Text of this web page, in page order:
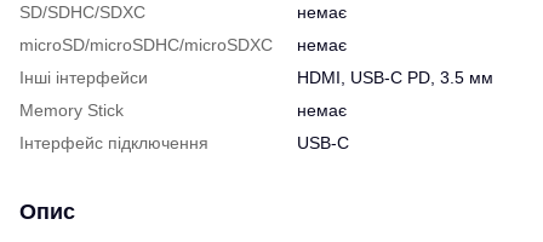
SD/SDHC/SDXC
немає
microSD/microSDHC/microSDXC
немає
Інші інтерфейси
HDMI, USB-C PD, 3.5 мм
Memory Stick
немає
Інтерфейс підключення
USB-C
Опис